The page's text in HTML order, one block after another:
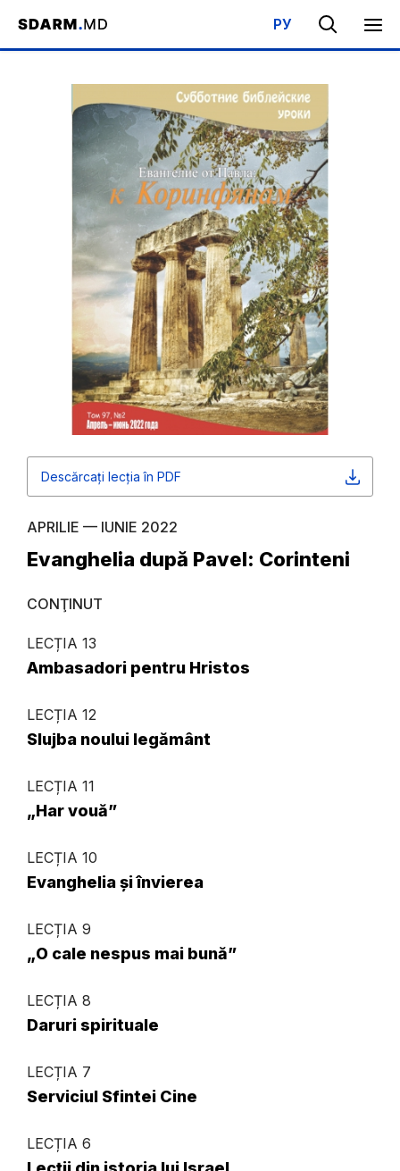
РУ
Acasa / Bibliotecă / Şcoala de Sabat / Evanghelia după Pavel:
Descărcați lecția în PDF
APRILIE — IUNIE 2022
Evanghelia după Pavel: Corinteni
CONŢINUT
LECȚIA 13
Ambasadori pentru Hristos
LECȚIA 12
Slujba noului legământ
LECȚIA 11
„Har vouă”
LECȚIA 10
Evanghelia și învierea
LECȚIA 9
„O cale nespus mai bună”
LECȚIA 8
Daruri spirituale
LECȚIA 7
Serviciul Sfintei Cine
LECȚIA 6